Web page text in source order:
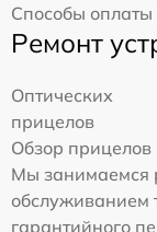
Способы оплаты
Ремонт
Оптических
прицелов
Обзор прицелов
Мы занимаемся
обслуживанием
гарантийного